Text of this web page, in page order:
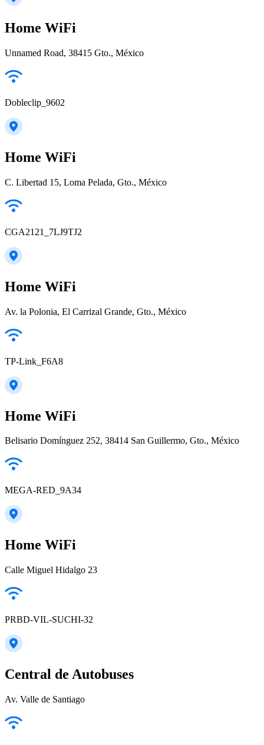
Home WiFi
Unnamed Road, 38415 Gto., México
Dobleclip_9602
Home WiFi
C. Libertad 15, Loma Pelada, Gto., México
CGA2121_7LJ9TJ2
Home WiFi
Av. la Polonia, El Carrizal Grande, Gto., México
TP-Link_F6A8
Home WiFi
Belisario Domínguez 252, 38414 San Guillermo, Gto., México
MEGA-RED_9A34
Home WiFi
Calle Miguel Hidalgo 23
PRBD-VIL-SUCHI-32
Central de Autobuses
Av. Valle de Santiago